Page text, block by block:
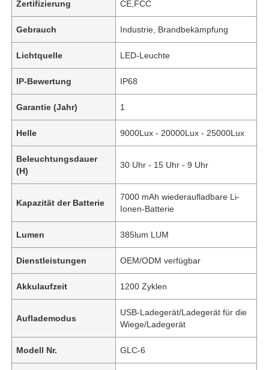
Zertifizierung CE,FCC
Gebrauch Industrie, Brandbekämpfung
Lichtquelle LED-Leuchte
IP-Bewertung IP68
Garantie (Jahr) 1
Helle 9000Lux - 20000Lux - 25000Lux
Beleuchtungsdauer
(H)
30 Uhr - 15 Uhr - 9 Uhr
Kapazität der Batterie
7000 mAh wiederaufladbare Li-
Ionen-Batterie
Lumen 385lum LUM
Dienstleistungen OEM/ODM verfügbar
Akkulaufzeit 1200 Zyklen
Auflademodus
USB-Ladegerät/Ladegerät für die
Wiege/Ladegerät
Modell Nr. GLC-6